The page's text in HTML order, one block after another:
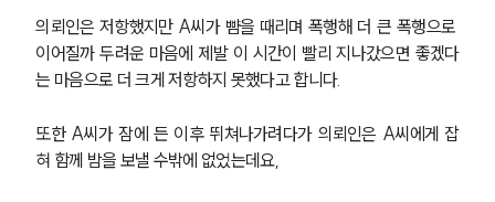
의뢰인은 저항했지만 A씨가 뺨을 때리며 폭행해 더 큰 폭행으로
이어질까 두려운 마음에 제발 이 시간이 빨리 지나갔으면 좋겠다
는 마음으로 더 크게 저항하지 못했다고 합니다.
또한 A씨가 잠에 든 이후 뛰쳐나가려다가 의뢰인은 A씨에게 잡
혀 함께 밤을 보낼 수밖에 없었는데요,